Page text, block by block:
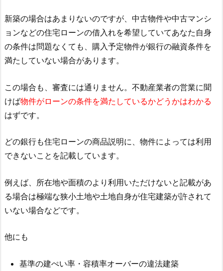
新築の場合はあまりないのですが、中古物件や中古マンシ
ョンなどの住宅ローンの借入れを希望していてあなた自身
の条件は問題なくても、購入予定物件が銀行の融資条件を
満たしていない場合があります。
この場合も、審査には通りません。不動産業者の営業に聞
けば物件がローンの条件を満たしているかどうかはわかる
はずです。
どの銀行も住宅ローンの商品説明に、物件によっては利用
できないことを記載しています。
例えば、所在地や面積のより利用いただけないと記載があ
る場合は極端な狭小土地や土地自身が住宅建築が許されて
いない場合などです。
他にも
基準の建ぺい率・容積率オーバーの違法建築